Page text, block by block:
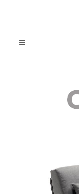
MENU